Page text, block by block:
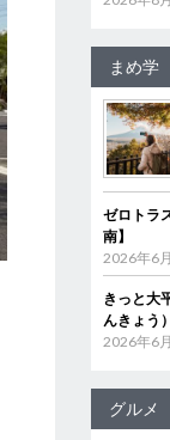
まめ学
ゼロトラ
南】
2026年6
きっと大
んきょう
2026年6
グルメ